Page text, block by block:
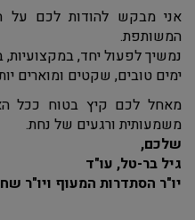
אני מבקש להודות לכם על
המשותפת.
נמשיך לפעול יחד,
ימים טובים, שקטים ומוארים
מאחל לכם קיץ בטוח ככל
משמעותית ורגעים של נחת.
שלכם,
גיל בר-טל, עו"ד
יו"ר הסתדרות המעוף ויו"ר